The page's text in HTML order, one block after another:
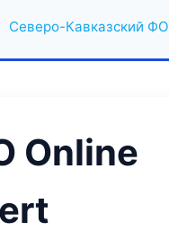
Северо-Кавказский ФО
Online